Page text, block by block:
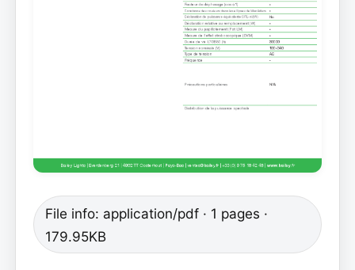
File info: application/pdf · 1 pages ·
179.95KB